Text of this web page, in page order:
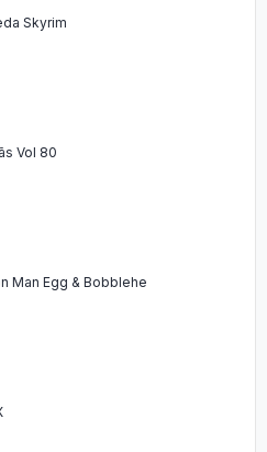
Skyrim
Vol 80
Man Egg & Bobblehe